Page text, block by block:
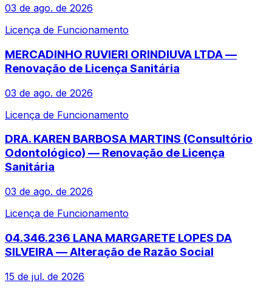
03 de ago. de 2026
Licença de Funcionamento
MERCADINHO RUVIERI ORINDIUVA LTDA —
Renovação de Licença Sanitária
03 de ago. de 2026
Licença de Funcionamento
DRA. KAREN BARBOSA MARTINS (Consultório
Odontológico) — Renovação de Licença
Sanitária
03 de ago. de 2026
Licença de Funcionamento
04.346.236 LANA MARGARETE LOPES DA
SILVEIRA — Alteração de Razão Social
15 de jul. de 2026